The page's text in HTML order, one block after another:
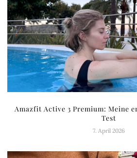
Amazfit Active 3 Premium: Meine
Test
7. April 2026